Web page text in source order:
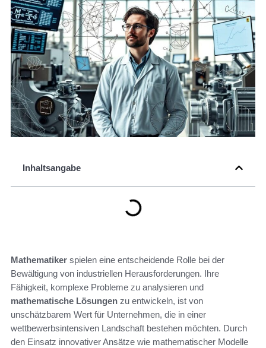
Inhaltsangabe
Mathematiker spielen eine entscheidende Rolle bei der
Bewältigung von industriellen Herausforderungen. Ihre
Fähigkeit, komplexe Probleme zu analysieren und
mathematische Lösungen zu entwickeln, ist von
unschätzbarem Wert für Unternehmen, die in einer
wettbewerbsintensiven Landschaft bestehen möchten. Durch
den Einsatz innovativer Ansätze wie mathematischer Modelle